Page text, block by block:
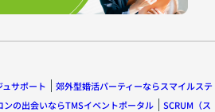
サポート
郊外型婚活パーティーならスマイルステ
ンの出会いならTMSイベントポータル
SCRUM（ス